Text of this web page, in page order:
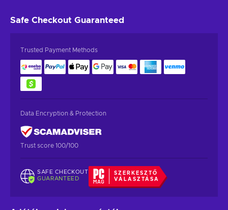
Safe Checkout Guaranteed
Trusted Payment Methods
Data Encryption & Protection
Trust score 100/100
SAFE CHECKOUT
GUARANTEED
SZERKESZTŐ
VÁLASZTÁSA